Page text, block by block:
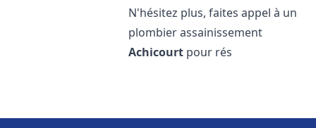
N'hésitez plus, faites appel à un
plombier assainissement
Achicourt pour rés